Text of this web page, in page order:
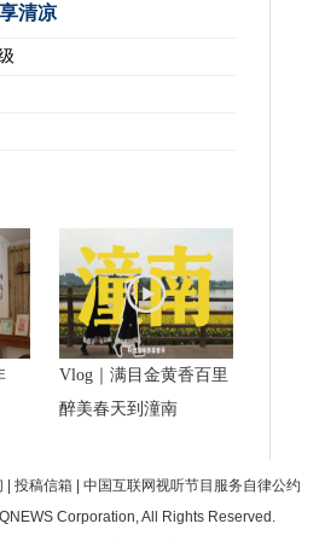
清凉
Vlog｜满目金黄香百里
醉美春天到潼南
投稿信箱
中国互联网视听节目服务自律公约
Corporation, All Rights Reserved.